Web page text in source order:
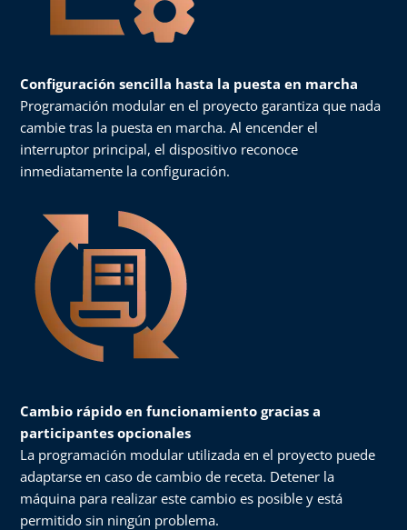
Configuración sencilla hasta la puesta en marcha
Programación modular en el proyecto garantiza que nada
cambie tras la puesta en marcha. Al encender el
interruptor principal, el dispositivo reconoce
inmediatamente la configuración.
Cambio rápido en funcionamiento gracias a
participantes opcionales
La programación modular utilizada en el proyecto puede
adaptarse en caso de cambio de receta. Detener la
máquina para realizar este cambio es posible y está
permitido sin ningún problema.